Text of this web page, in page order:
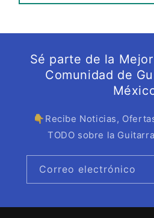
Sé parte de la
Comunidad de
👇Recibe Noticias,
TODO sobre la
Correo electrónico